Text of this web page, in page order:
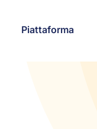
Piattaforma